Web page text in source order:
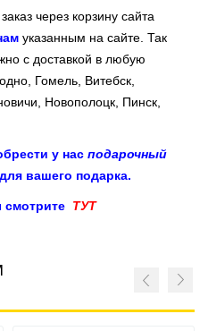
через корзину сайта
указанным на сайте. Так
с доставкой в любую
Гомель, Витебск,
Новополоцк, Пинск,
у нас подарочный
вашего подарка.
смотрите ТУТ